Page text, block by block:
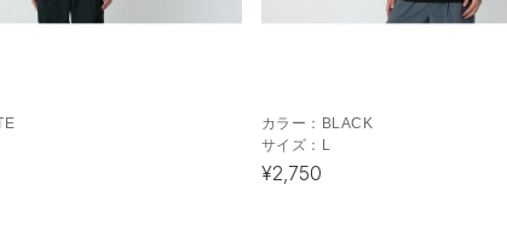
カラー： BLACK
サイズ： L
¥2,750